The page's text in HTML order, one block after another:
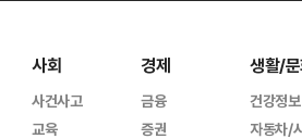
사회
사건사고
교육
경제
금융
증권
생활/
건강정보
자동차/